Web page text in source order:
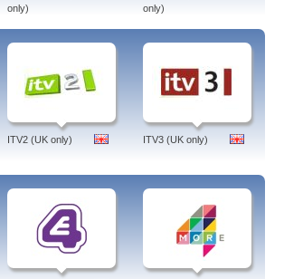
only)
only)
ITV2 (UK only) ITV3 (UK only)